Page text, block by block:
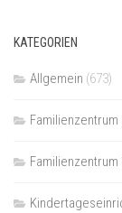
KATEGORIEN
Allgemein (673)
Familienzentrum